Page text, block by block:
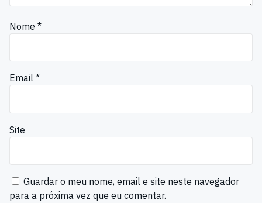
Nome *
Email *
Site
Guardar o meu nome, email e site neste navegador
para a próxima vez que eu comentar.